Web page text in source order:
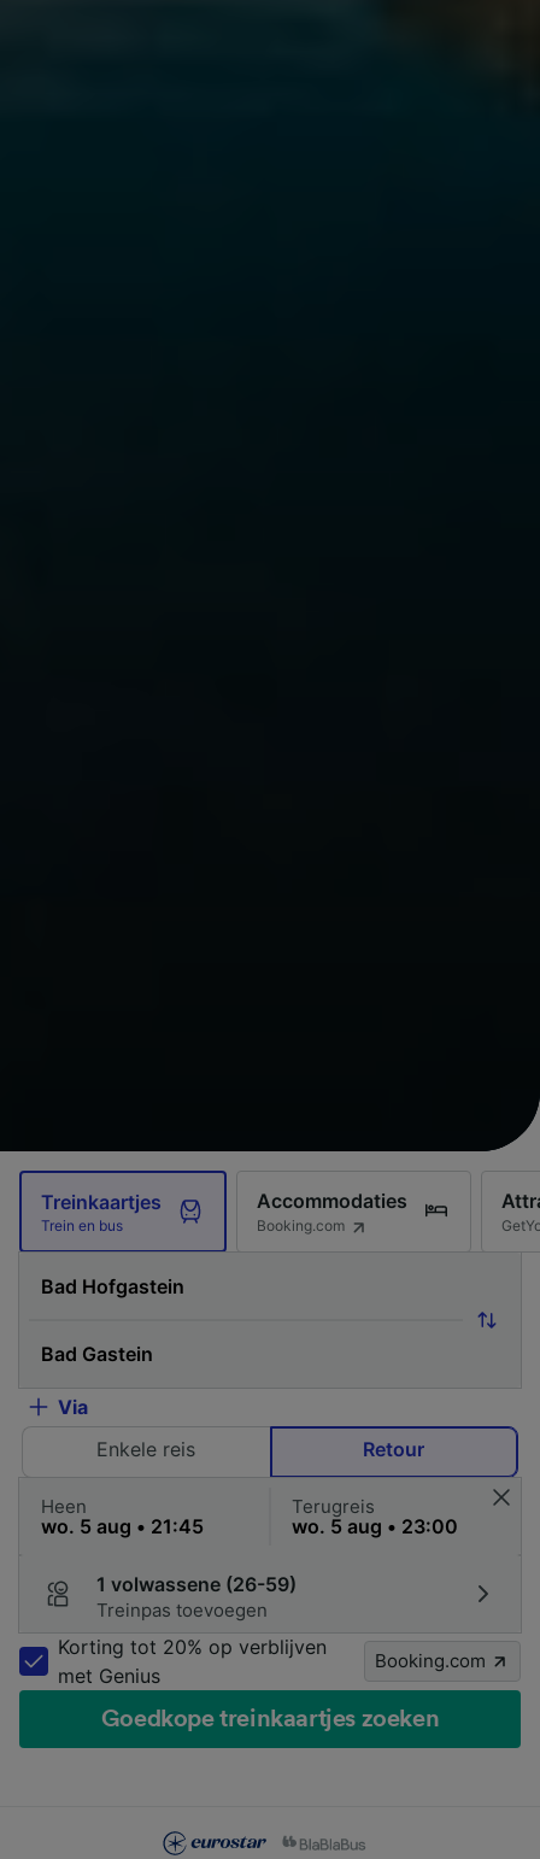
Treinkaartjes
Trein en bus
Accommodaties
Booking.com
Via
Enkele reis
Retour
Heen Terugreis
1 volwassene (26-59)
Treinpas toevoegen
Korting tot 20% op verblijven
met Genius
Booking.com
Goedkope treinkaartjes zoeken